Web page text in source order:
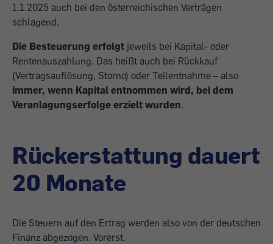
1.1.2025 auch bei den österreichischen Verträgen
schlagend.
Die Besteuerung erfolgt jeweils bei Kapital- oder
Rentenauszahlung. Das heißt auch bei Rückkauf
(Vertragsauflösung, Storno) oder Teilentnahme – also
immer, wenn Kapital entnommen wird, bei dem
Veranlagungserfolge erzielt wurden.
Rückerstattung dauert
20 Monate
Die Steuern auf den Ertrag werden also von der deutschen
Finanz abgezogen. Vorerst.